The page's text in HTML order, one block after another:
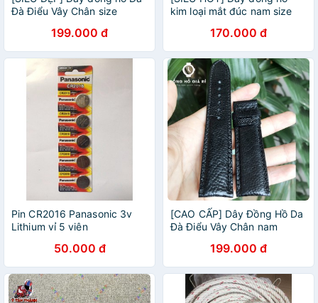
Đà Điểu Vây Chân size
199.000 đ
kim loại mắt đúc nam size
170.000 đ
Pin CR2016 Panasonic 3v
Lithium vỉ 5 viên
50.000 đ
[CAO CẤP] Dây Đồng Hồ Da
Đà Điểu Vây Chân nam
199.000 đ